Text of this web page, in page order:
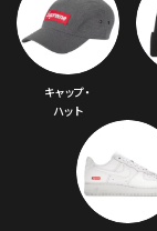
キャップ・
ハット